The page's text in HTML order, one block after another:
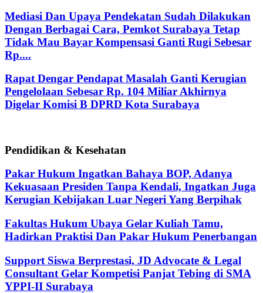
Mediasi Dan Upaya Pendekatan Sudah Dilakukan
Dengan Berbagai Cara, Pemkot Surabaya Tetap
Tidak Mau Bayar Kompensasi Ganti Rugi Sebesar
Rp....
Rapat Dengar Pendapat Masalah Ganti Kerugian
Pengelolaan Sebesar Rp. 104 Miliar Akhirnya
Digelar Komisi B DPRD Kota Surabaya
Pendidikan & Kesehatan
Pakar Hukum Ingatkan Bahaya BOP, Adanya
Kekuasaan Presiden Tanpa Kendali, Ingatkan Juga
Kerugian Kebijakan Luar Negeri Yang Berpihak
Fakultas Hukum Ubaya Gelar Kuliah Tamu,
Hadirkan Praktisi Dan Pakar Hukum Penerbangan
Support Siswa Berprestasi, JD Advocate & Legal
Consultant Gelar Kompetisi Panjat Tebing di SMA
YPPI-II Surabaya